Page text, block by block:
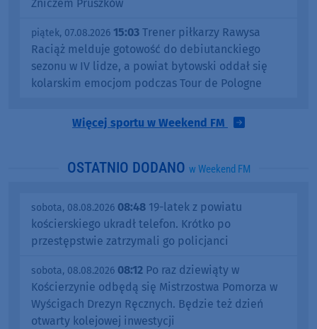
Zniczem Pruszków
piątek, 07.08.2026 15:03 Trener piłkarzy Rawysa
Raciąż melduje gotowość do debiutanckiego
sezonu w IV lidze, a powiat bytowski oddał się
kolarskim emocjom podczas Tour de Pologne
Więcej sportu w Weekend FM
OSTATNIO DODANO w Weekend FM
sobota, 08.08.2026 08:48 19-latek z powiatu
kościerskiego ukradł telefon. Krótko po
przestępstwie zatrzymali go policjanci
sobota, 08.08.2026 08:12 Po raz dziewiąty w
Kościerzynie odbędą się Mistrzostwa Pomorza w
Wyścigach Drezyn Ręcznych. Będzie też dzień
otwarty kolejowej inwestycji